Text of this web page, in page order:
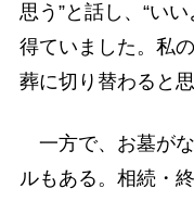
思う”と話し、“い
得ていました。私
葬に切り替わると思
一方で、お墓が
ルもある。相続・